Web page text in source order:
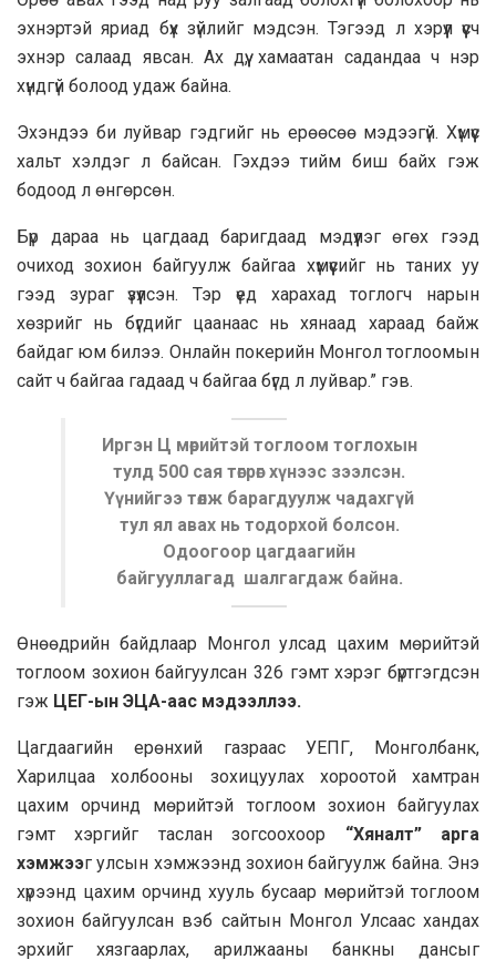
эхнэртэй яриад бүх зүйлийг мэдсэн. Тэгээд л хэрүүл үүсч
эхнэр салаад явсан. Ах дүү, хамаатан садандаа ч нэр
хүндгүй болоод удаж байна.
Эхэндээ би луйвар гэдгийг нь ерөөсөө мэдээгүй. Хүмүүс
хальт хэлдэг л байсан. Гэхдээ тийм биш байх гэж
бодоод л өнгөрсөн.
Бүр дараа нь цагдаад баригдаад мэдүүлэг өгөх гээд
очиход зохион байгуулж байгаа хүмүүсийг нь таних уу
гээд зураг үзүүлсэн. Тэр үед харахад тоглогч нарын
хөзрийг нь бүгдийг цаанаас нь хянаад хараад байж
байдаг юм билээ. Онлайн покерийн Монгол тоглоомын
сайт ч байгаа гадаад ч байгаа бүгд л луйвар.” гэв.
Иргэн Ц мөрийтэй тоглоом тоглохын
тулд 500 сая төгрөг хүнээс зээлсэн.
Үүнийгээ төлж барагдуулж чадахгүй
тул ял авах нь тодорхой болсон.
Одоогоор цагдаагийн
байгууллагад шалгагдаж байна.
Өнөөдрийн байдлаар Монгол улсад цахим мөрийтэй
тоглоом зохион байгуулсан 326 гэмт хэрэг бүртгэгдсэн
гэж ЦЕГ-ын ЭЦА-аас мэдээллээ.
Цагдаагийн ерөнхий газраас УЕПГ, Монголбанк,
Харилцаа холбооны зохицуулах хороотой хамтран
цахим орчинд мөрийтэй тоглоом зохион байгуулах
гэмт хэргийг таслан зогсоохоор “Хяналт” арга
хэмжээг улсын хэмжээнд зохион байгуулж байна. Энэ
хүрээнд цахим орчинд хууль бусаар мөрийтэй тоглоом
зохион байгуулсан вэб сайтын Монгол Улсаас хандах
эрхийг хязгаарлах, арилжааны банкны дансыг